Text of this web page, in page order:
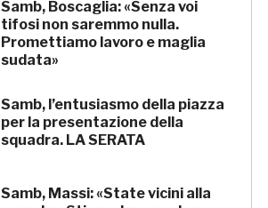
Samb, Boscaglia: «Senza voi
tifosi non saremmo nulla.
Promettiamo lavoro e maglia
sudata»
Samb, l’entusiasmo della piazza
per la presentazione della
squadra. LA SERATA
Samb, Massi: «State vicini alla